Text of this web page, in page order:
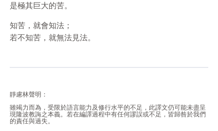
是極其巨大的苦。
知苦，就會知法；
若不知苦，就無法見法。
靜慮林聲明：
雖竭力而為，受限於語言能力及修行水平的不足，此譯文仍可能未盡呈
現隆波教誨之本義。若在編譯過程中有任何謬誤或不足，皆歸咎於我們
的責任與過失。